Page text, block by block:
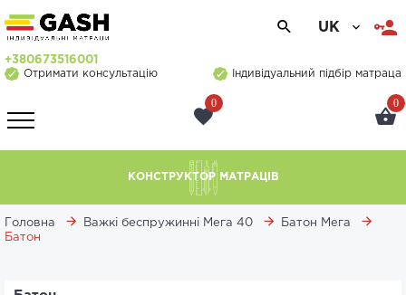
UK
+380673516001
Отримати консультацію
Індивідуальний підбір матраца
0 0
КОНСТРУКТОР МАТРАЦІВ
Головна Важкі беспружинні Мега 40
Батон Мега
Батон